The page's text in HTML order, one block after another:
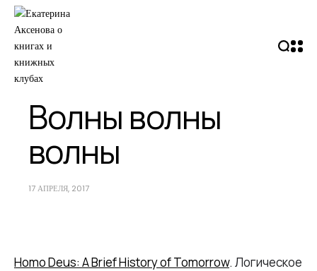
Волны волны
волны
17 АПРЕЛЯ, 2017
Homo Deus: A Brief History of Tomorrow. Логическое